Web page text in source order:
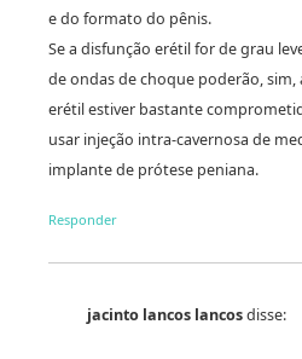
e do formato do pênis.
Se a disfunção erétil for de grau
de ondas de choque poderão,
erétil estiver bastante
usar injeção intra-cavernosa de
implante de prótese peniana.
Responder
jacinto lancos lancosdisse: